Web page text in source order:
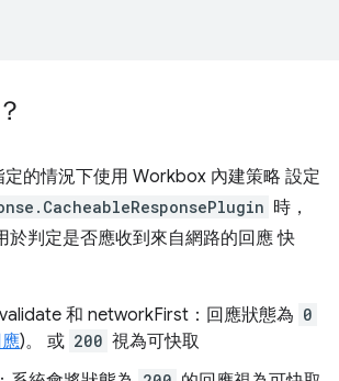
的情況下使用 Workbox 內建策略 設定
時，
於判定是否應收到來自網路的回應 快
和 networkFirst：回應狀態為 0
)。 或 200 視為可快取